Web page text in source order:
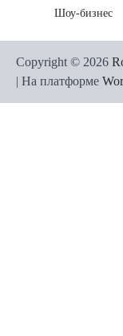
Шоу-бизнес
Copyright © 2026
| На платформе